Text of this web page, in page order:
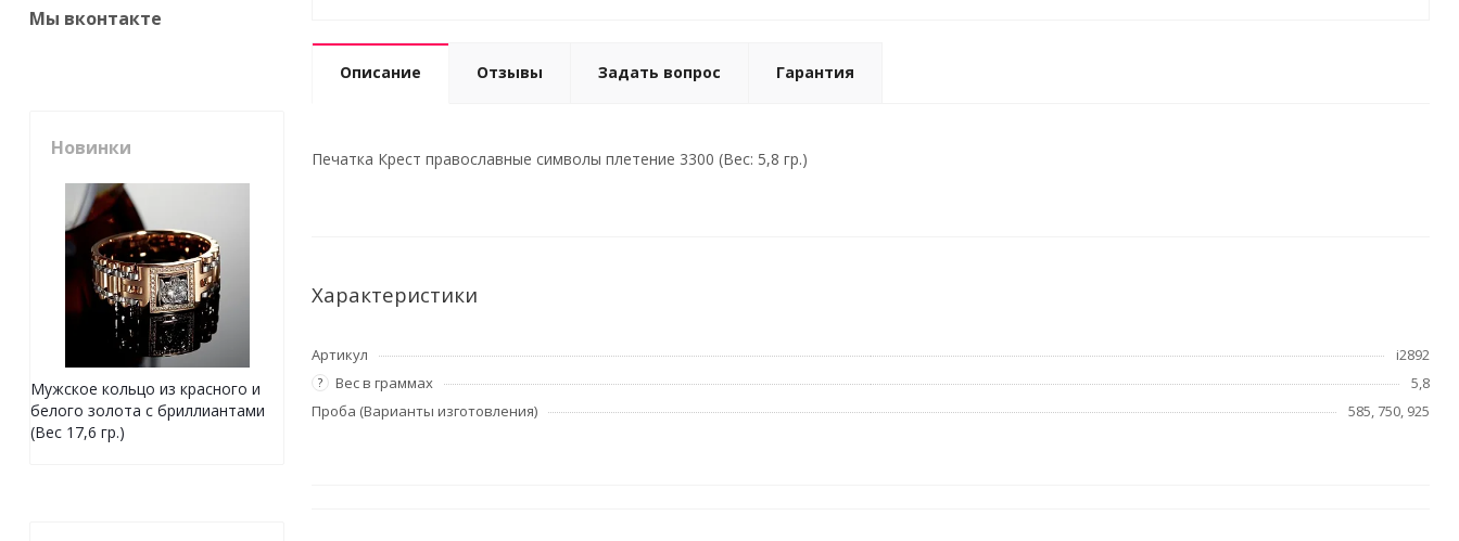
Описание Отзывы Задать вопрос Гарантия
Печатка Крест православные символы плетение 3300 (Вес: 5,8 гр.)
Характеристики
Артикул i2892
? Вес в граммах
5,8
Проба (Варианты изготовления)
585, 750, 925
Мы вконтакте
Новинки
Мужское кольцо из красного и
белого золота с бриллиантами
(Вес 17,6 гр.)